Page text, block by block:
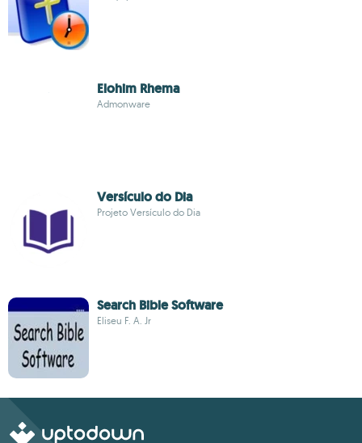
Elohim Rhema
Admonware
Versículo do Dia
Projeto Versículo do Dia
Search Bible Software
Eliseu F. A. Jr